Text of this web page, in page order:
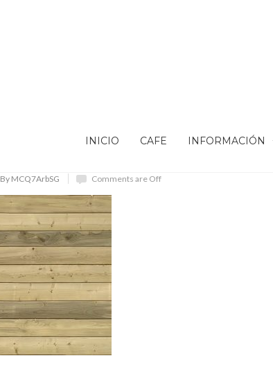
INICIO CAFE INFORMACIÓN
By MCQ7ArbSG Comments are Off